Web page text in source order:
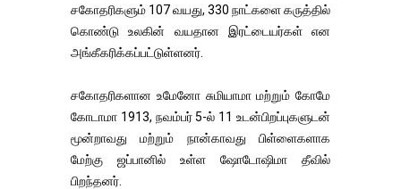
சகோதரிகளும் 107 வயது, 330 நாட்களை கருத்தில்
கொண்டு உலகின் வயதான இரட்டையர்கள் என
அங்கீகரிக்கப்பட்டுள்ளனர்.
சகோதரிகளான உமேனோ சுமியாமா மற்றும் கோமே
கோடாமா 1913, நவம்பர் 5-ல் 11 உடன்பிறப்புகளுடன்
மூன்றாவது மற்றும் நான்காவது பிள்ளைகளாக
மேற்கு ஜப்பானில் உள்ள ஷோடோஷிமா தீவில்
பிறந்தனர்.